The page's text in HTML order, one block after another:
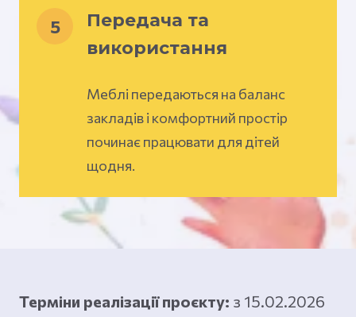
5
Передача та
використання
Меблі передаються на баланс
закладів і комфортний простір
починає працювати для дітей
щодня.
Терміни реалізації проєкту: з 15.02.2026